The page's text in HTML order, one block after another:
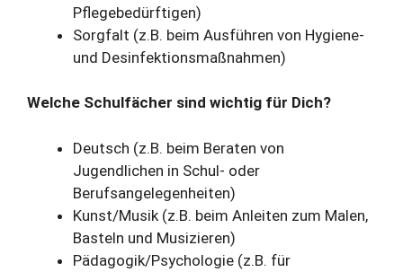
Pflegebedürftigen)
Sorgfalt (z.B. beim Ausführen von Hygiene-
und Desinfektionsmaßnahmen)
Welche Schulfächer sind wichtig für Dich?
Deutsch (z.B. beim Beraten von
Jugendlichen in Schul- oder
Berufsangelegenheiten)
Kunst/Musik (z.B. beim Anleiten zum Malen,
Basteln und Musizieren)
Pädagogik/Psychologie (z.B. für